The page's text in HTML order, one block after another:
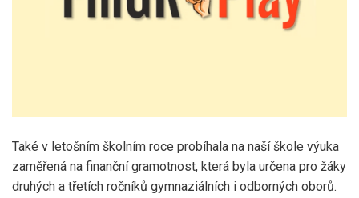
Také v letošním školním roce probíhala na naší škole výuka
zaměřená na finanční gramotnost, která byla určena pro žáky
druhých a třetích ročníků gymnaziálních i odborných oborů.